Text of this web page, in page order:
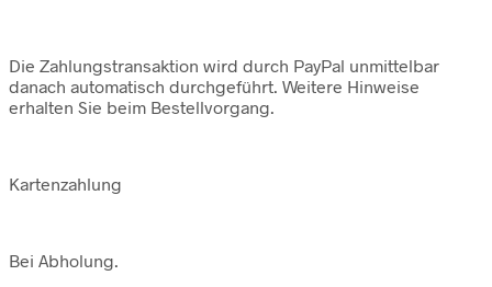
Die Zahlungstransaktion wird durch PayPal unmittelbar
danach automatisch durchgeführt. Weitere Hinweise
erhalten Sie beim Bestellvorgang.
Kartenzahlung
Bei Abholung.